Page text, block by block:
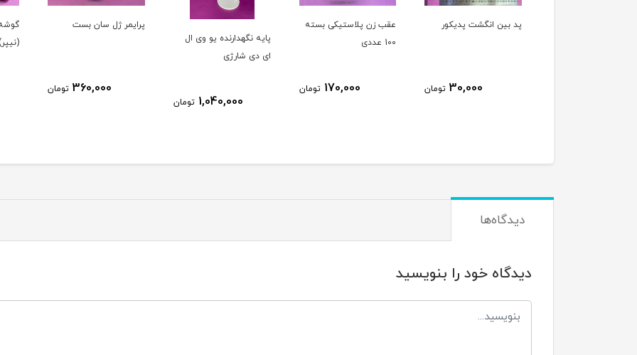
عقب زن پلاستیکی بسته
170,000 تومان
پایه نگهدارنده یو وی ال
گوشه گير ناخن انبري
390,000 تومان
پد
4720
دیدگاه‌ها
دیدگاه خود را بنویسید